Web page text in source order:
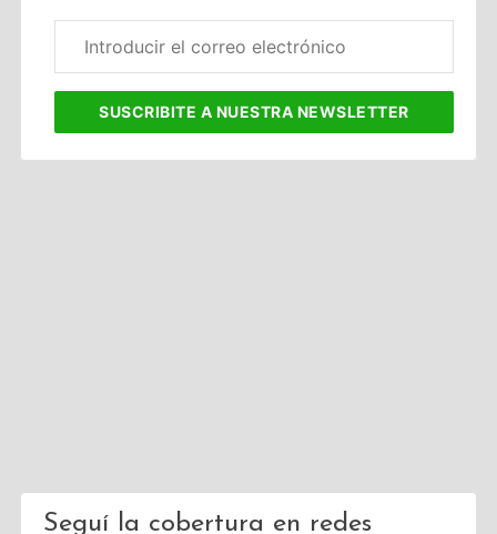
electrónico
SUSCRIBITE A NUESTRA NEWSLETTER
Seguí la cobertura en redes